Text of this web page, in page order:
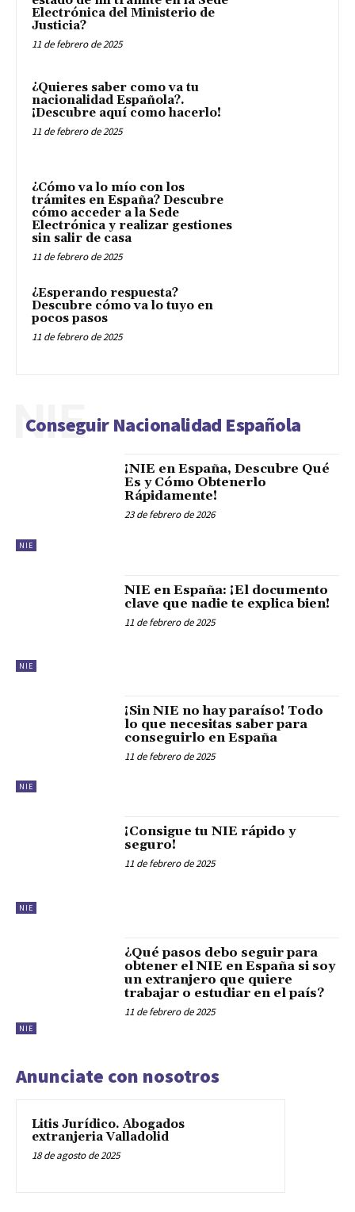
Electrónica del Ministerio de
Justicia?
11 de febrero de 2025
¿Quieres saber como va tu
nacionalidad Española?.
¡Descubre aquí como hacerlo!
11 de febrero de 2025
¿Cómo va lo mío con los
trámites en España? Descubre
cómo acceder a la Sede
Electrónica y realizar gestiones
sin salir de casa
11 de febrero de 2025
¿Esperando respuesta?
Descubre cómo va lo tuyo en
pocos pasos
11 de febrero de 2025
Conseguir Nacionalidad Española
NIE
NIE
¡NIE en España, Descubre Qué
Es y Cómo Obtenerlo
Rápidamente!
23 de febrero de 2026
NIE
NIE en España: ¡El documento
clave que nadie te explica bien!
11 de febrero de 2025
NIE
¡Sin NIE no hay paraíso! Todo
lo que necesitas saber para
conseguirlo en España
11 de febrero de 2025
NIE
¡Consigue tu NIE rápido y
seguro!
11 de febrero de 2025
NIE
¿Qué pasos debo seguir para
obtener el NIE en España si soy
un extranjero que quiere
trabajar o estudiar en el país?
11 de febrero de 2025
Anunciate con nosotros
Litis Jurídico. Abogados
extranjeria Valladolid
18 de agosto de 2025